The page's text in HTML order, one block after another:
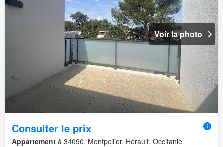
Voir la photo
Consulter le prix
Appartement à 34090, Montpellier, Hérault, Occitanie